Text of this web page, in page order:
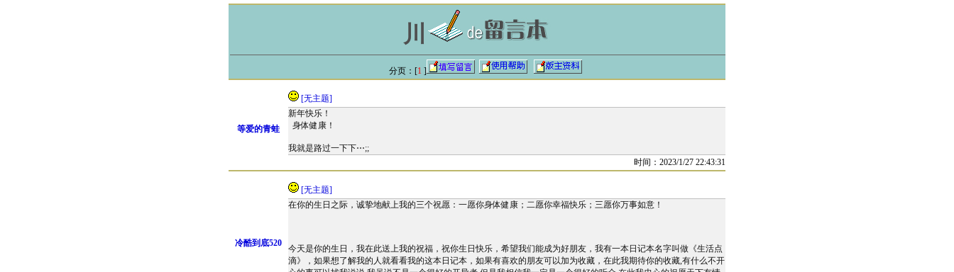
川
分页：[1 ]
等爱的青蛙
[无主题]
新年快乐！
身体健康！
我就是路过一下下⋯;;
时间：2023/1/27 22:43:31
冷酷到底520
[无主题]
在你的生日之际，诚挚地献上我的三个祝愿：一愿你身体健康；二愿你幸福快乐；三愿你万事如意！
今天是你的生日，我在此送上我的祝福，祝你生日快乐，希望我们能成为好朋友，我有一本日记本名字叫做《生活点
滴》，如果想了解我的人就看看我的这本日记本，如果有喜欢的朋友可以加为收藏，在此我期待你的收藏,有什么不开